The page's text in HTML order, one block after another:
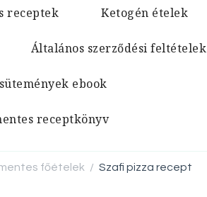
receptek Ketogén ételek
Általános szerződési feltételek
ebook
receptkönyv
főételek / Szafi pizza recept